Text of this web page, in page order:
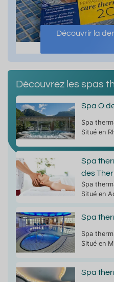
Découvrir la
Découvrez les spas
Spa O
Spa
Situé en
Spa
des
Spa
Situé en
Spa
Spa
Situé en
Spa